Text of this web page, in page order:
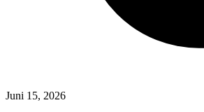
Juni 15, 2026